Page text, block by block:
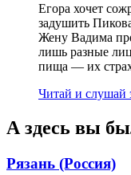
Егора хочет
задушить
Жену Вадима
лишь разные
пища — их
Читай и слушай
А здесь вы
Рязань (Россия)